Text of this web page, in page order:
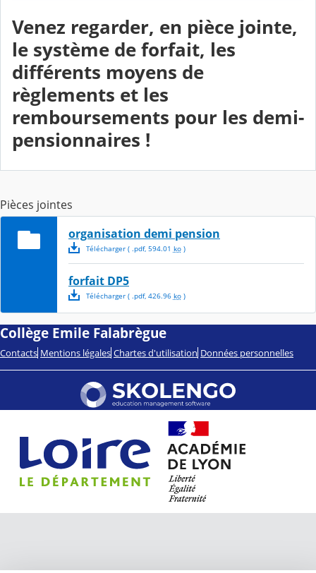
Venez regarder, en pièce jointe,
le système de forfait, les
différents moyens de
règlements et les
remboursements pour les demi-
pensionnaires !
Pièces jointes
organisation demi pension
Télécharger( .pdf, 594.01 ko)
forfait DP5
Télécharger( .pdf, 426.96 ko)
Collège Emile Falabrègue
Contacts Mentions légales Chartes d'utilisation Données personnelles